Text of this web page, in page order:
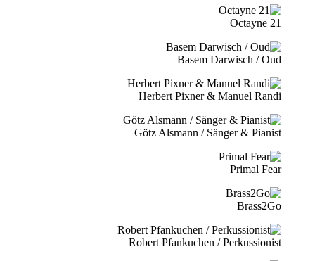
21 Octayne
Basem Darwisch / Oud
Herbert Pixner & Manuel Randi
Götz Alsmann / Sänger & Pianist
Primal Fear
Brass2Go
Robert Pfankuchen / Perkussionist